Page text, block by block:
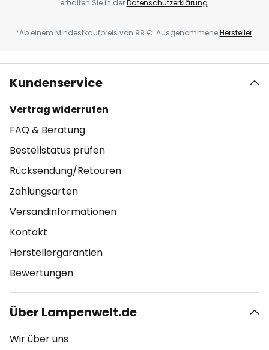
erhalten Sie in derDatenschutzerklärung.
*Ab einem Mindestkaufpreis von 99 €. AusgenommeneHersteller.
Kundenservice
Vertrag widerrufen
FAQ & Beratung
Bestellstatus prüfen
Rücksendung/Retouren
Zahlungsarten
Versandinformationen
Kontakt
Herstellergarantien
Bewertungen
Über Lampenwelt.de
Wir über uns